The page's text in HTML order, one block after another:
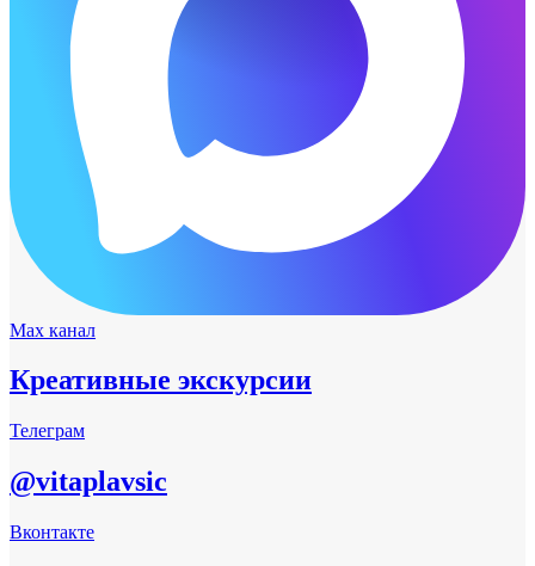
Max канал
Креативные экскурсии
Телеграм
@vitaplavsic
Вконтакте